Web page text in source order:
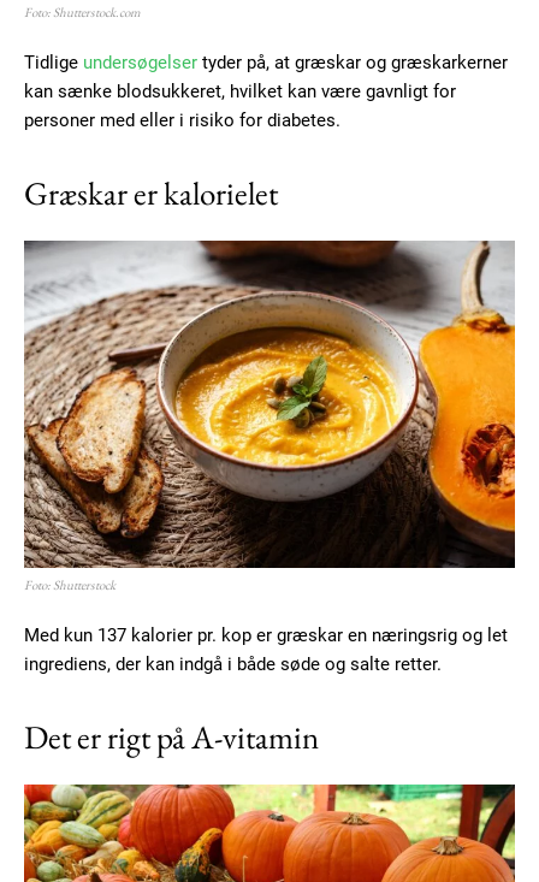
Foto: Shutterstock.com
Tidlige undersøgelser tyder på, at græskar og græskarkerner
kan sænke blodsukkeret, hvilket kan være gavnligt for
personer med eller i risiko for diabetes.
Græskar er kalorielet
Foto: Shutterstock
Med kun 137 kalorier pr. kop er græskar en næringsrig og let
ingrediens, der kan indgå i både søde og salte retter.
Det er rigt på A-vitamin